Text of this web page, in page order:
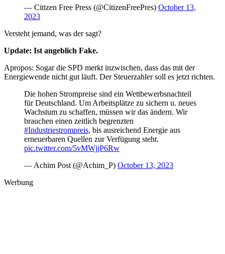
— Citizen Free Press (@CitizenFreePres) October 13,
2023
Versteht jemand, was der sagt?
Update: Ist angeblich Fake.
Apropos: Sogar die SPD merkt inzwischen, dass das mit der
Energiewende nicht gut läuft. Der Steuerzahler soll es jetzt richten.
Die hohen Strompreise sind ein Wettbewerbsnachteil
für Deutschland. Um Arbeitsplätze zu sichern u. neues
Wachstum zu schaffen, müssen wir das ändern. Wir
brauchen einen zeitlich begrenzten
#Industriestrompreis, bis ausreichend Energie aus
erneuerbaren Quellen zur Verfügung steht.
pic.twitter.com/5vMWjjP6Rw
— Achim Post (@Achim_P) October 13, 2023
Werbung